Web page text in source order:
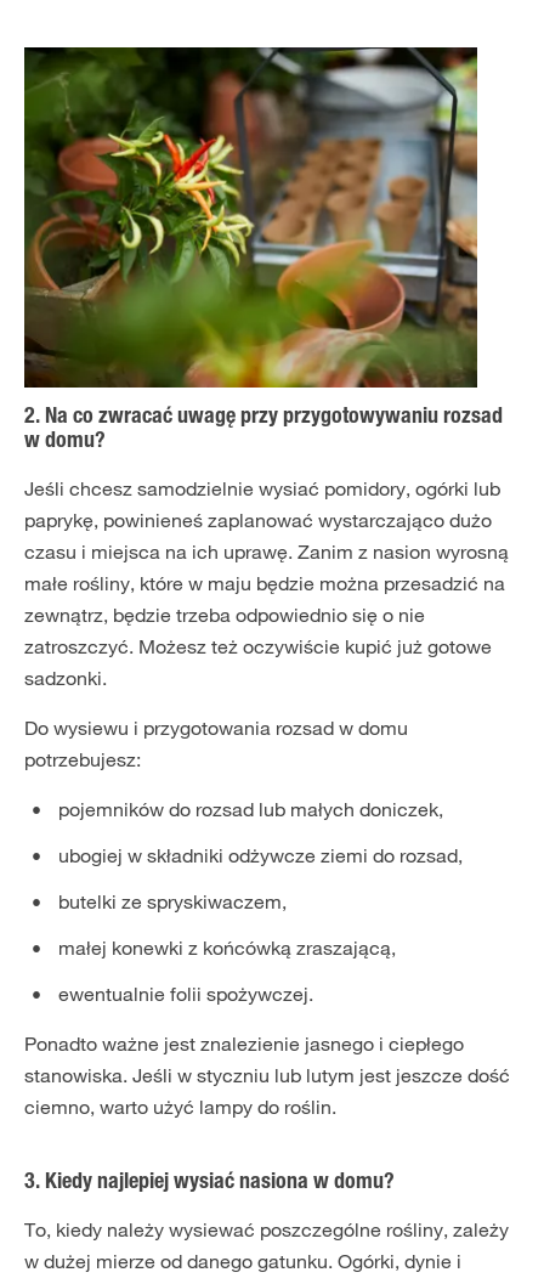
2. Na co zwracać uwagę przy przygotowywaniu rozsad
w domu?
Jeśli chcesz samodzielnie wysiać pomidory, ogórki lub
paprykę, powinieneś zaplanować wystarczająco dużo
czasu i miejsca na ich uprawę. Zanim z nasion wyrosną
małe rośliny, które w maju będzie można przesadzić na
zewnątrz, będzie trzeba odpowiednio się o nie
zatroszczyć. Możesz też oczywiście kupić już gotowe
sadzonki.
Do wysiewu i przygotowania rozsad w domu
potrzebujesz:
pojemników do rozsad lub małych doniczek,
ubogiej w składniki odżywcze ziemi do rozsad,
butelki ze spryskiwaczem,
małej konewki z końcówką zraszającą,
ewentualnie folii spożywczej.
Ponadto ważne jest znalezienie jasnego i ciepłego
stanowiska. Jeśli w styczniu lub lutym jest jeszcze dość
ciemno, warto użyć lampy do roślin.
3. Kiedy najlepiej wysiać nasiona w domu?
To, kiedy należy wysiewać poszczególne rośliny, zależy
w dużej mierze od danego gatunku. Ogórki, dynie i